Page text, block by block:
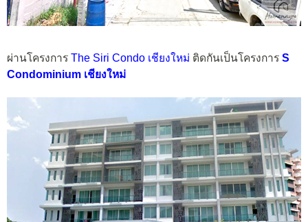
ผ่านโครงการ The Siri Condo เชียงใหม่ ติดกันเป็นโครงการ S
Condominium เชียงใหม่